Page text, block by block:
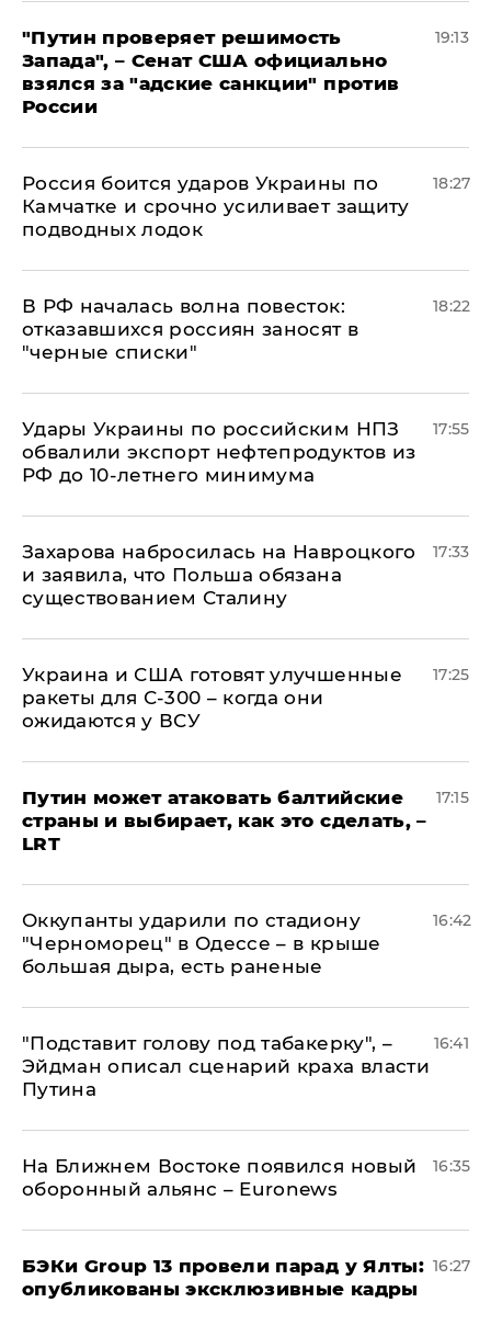
"Путин проверяет решимость
Запада", – Сенат США официально
взялся за "адские санкции" против
России
19:13
Россия боится ударов Украины по
Камчатке и срочно усиливает защиту
подводных лодок
18:27
​В РФ началась волна повесток:
отказавшихся россиян заносят в
"черные списки"
18:22
Удары Украины по российским НПЗ
обвалили экспорт нефтепродуктов из
РФ до 10-летнего минимума
17:55
​Захарова набросилась на Навроцкого
и заявила, что Польша обязана
существованием Сталину
17:33
Украина и США готовят улучшенные
ракеты для С-300 – когда они
ожидаются у ВСУ
17:25
Путин может атаковать балтийские
страны и выбирает, как это сделать, –
LRT
17:15
Оккупанты ударили по стадиону
"Черноморец" в Одессе – в крыше
большая дыра, есть раненые
16:42
​"Подставит голову под табакерку", –
Эйдман описал сценарий краха власти
Путина
16:41
На Ближнем Востоке появился новый
оборонный альянс – Euronews
16:35
​БЭКи Group 13 провели парад у Ялты:
опубликованы эксклюзивные кадры
16:27